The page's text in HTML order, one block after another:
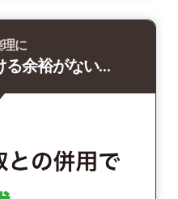
に
る余裕がない…